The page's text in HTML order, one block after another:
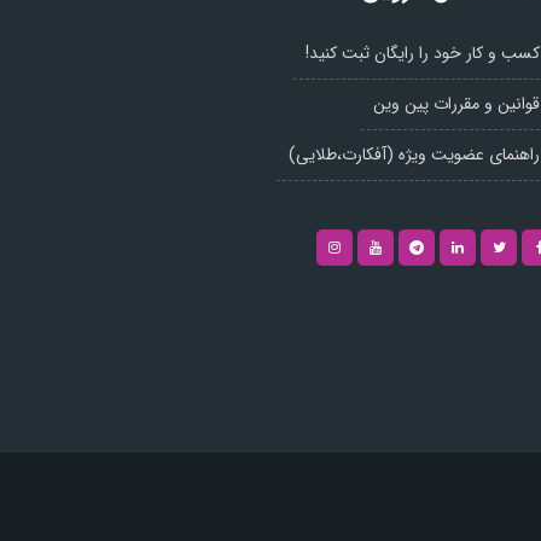
کسب و کار خود را رایگان ثبت کنید!
قوانین و مقررات پین وین
راهنمای عضویت ویژه (آفکارت،طلایی)